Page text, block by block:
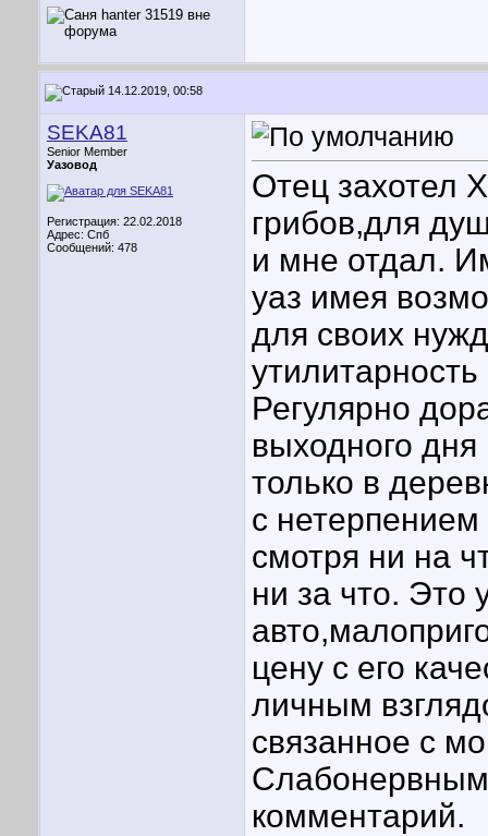
14.12.2019, 00:58
SEKA81
Senior Member
Уазовод
Регистрация: 22.02.2018
Адрес: Спб
Сообщений: 478
Отец захотел
грибов,для
и мне отдал.
уаз имея
для своих
Регулярно
выходного
только в
с
смотря ни на
ни за что. Это
цену с его
личным
связанное с
комментарий.